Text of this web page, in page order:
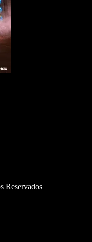
Reservados